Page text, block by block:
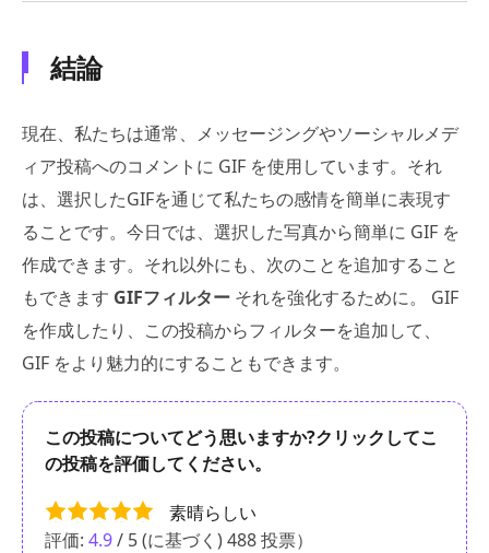
結論
現在、私たちは通常、メッセージングやソーシャルメデ
ィア投稿へのコメントに GIF を使用しています。それ
は、選択したGIFを通じて私たちの感情を簡単に表現す
ることです。今日では、選択した写真から簡単に GIF を
作成できます。それ以外にも、次のことを追加すること
もできます GIFフィルター それを強化するために。 GIF
を作成したり、この投稿からフィルターを追加して、
GIF をより魅力的にすることもできます。
この投稿についてどう思いますか?クリックしてこ
の投稿を評価してください。
素晴らしい
評価: 4.9/ 5 (に基づく)488投票）